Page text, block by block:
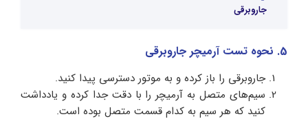
جاروبرقی
5. نحوه تست آرمیچر جاروبرقی
جاروبرقی را باز کرده و به موتور دسترسی پیدا کنید.
سیم‌های متصل به آرمیچر را با دقت جدا کرده و یادداشت
کنید که هر سیم به کدام قسمت متصل بوده است.